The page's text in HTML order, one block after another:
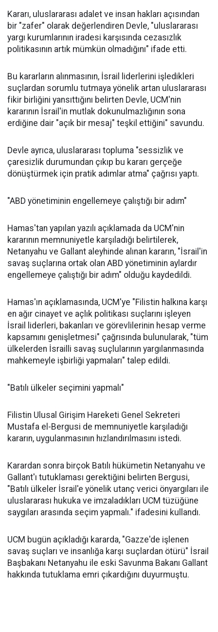
Kararı, uluslararası adalet ve insan hakları açısından
bir "zafer" olarak değerlendiren Devle, "uluslararası
yargı kurumlarının iradesi karşısında cezasızlık
politikasının artık mümkün olmadığını" ifade etti.
Bu kararların alınmasının, İsrail liderlerini işledikleri
suçlardan sorumlu tutmaya yönelik artan uluslararası
fikir birliğini yansıttığını belirten Devle, UCM'nin
kararının İsrail'in mutlak dokunulmazlığının sona
erdiğine dair "açık bir mesaj" teşkil ettiğini" savundu.
Devle ayrıca, uluslararası topluma "sessizlik ve
çaresizlik durumundan çıkıp bu kararı gerçeğe
dönüştürmek için pratik adımlar atma" çağrısı yaptı.
"ABD yönetiminin engellemeye çalıştığı bir adım"
Hamas'tan yapılan yazılı açıklamada da UCM'nin
kararının memnuniyetle karşıladığı belirtilerek,
Netanyahu ve Gallant aleyhinde alınan kararın, "İsrail'in
savaş suçlarına ortak olan ABD yönetiminin aylardır
engellemeye çalıştığı bir adım" olduğu kaydedildi.
Hamas'ın açıklamasında, UCM'ye "Filistin halkına karşı
en ağır cinayet ve açlık politikası suçlarını işleyen
İsrail liderleri, bakanları ve görevlilerinin hesap verme
kapsamını genişletmesi" çağrısında bulunularak, "tüm
ülkelerden İsrailli savaş suçlularının yargılanmasında
mahkemeyle işbirliği yapmaları" talep edildi.
"Batılı ülkeler seçimini yapmalı"
Filistin Ulusal Girişim Hareketi Genel Sekreteri
Mustafa el-Bergusi de memnuniyetle karşıladığı
kararın, uygulanmasının hızlandırılmasını istedi.
Karardan sonra birçok Batılı hükümetin Netanyahu ve
Gallant'ı tutuklaması gerektiğini belirten Bergusi,
"Batılı ülkeler İsrail'e yönelik utanç verici önyargıları ile
uluslararası hukuka ve imzaladıkları UCM tüzüğüne
saygıları arasında seçim yapmalı." ifadesini kullandı.
UCM bugün açıkladığı kararda, "Gazze'de işlenen
savaş suçları ve insanlığa karşı suçlardan ötürü" İsrail
Başbakanı Netanyahu ile eski Savunma Bakanı Gallant
hakkında tutuklama emri çıkardığını duyurmuştu.